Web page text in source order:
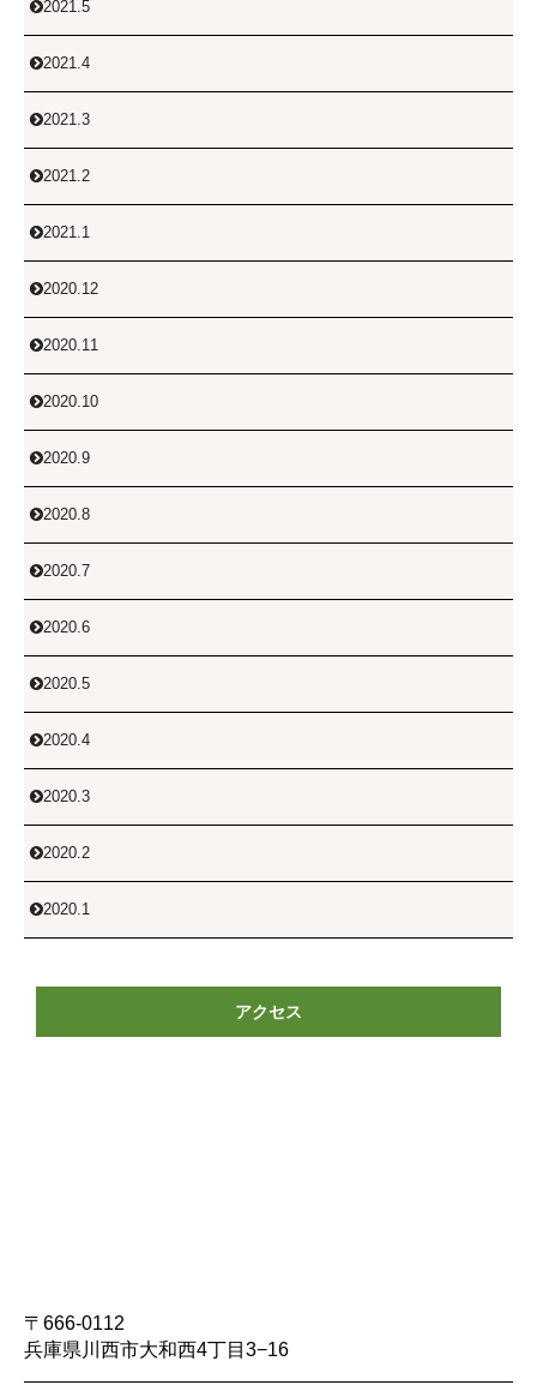
2021.5
2021.4
2021.3
2021.2
2021.1
2020.12
2020.11
2020.10
2020.9
2020.8
2020.7
2020.6
2020.5
2020.4
2020.3
2020.2
2020.1
アクセス
〒666-0112
兵庫県川西市大和西4丁目3−16